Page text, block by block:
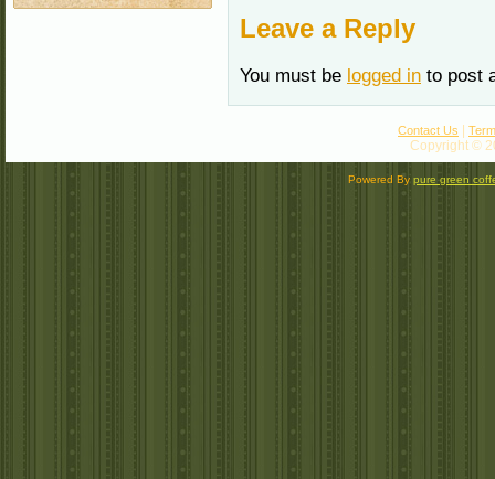
Leave a Reply
You must be logged in to post
Contact Us
Copyright ©
Powered By pure green